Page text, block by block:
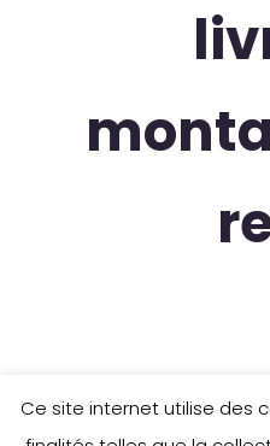
Ce site internet utilise des